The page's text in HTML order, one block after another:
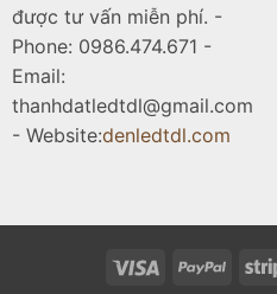
được tư vấn miễn phí. -
Phone: 0986.474.671 -
Email:
thanhdatledtdl@gmail.com
- Website:denledtdl.com